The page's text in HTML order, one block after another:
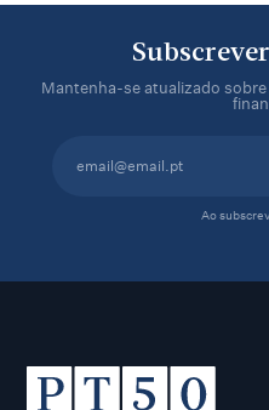
Mantenha-se atualizado
Ao